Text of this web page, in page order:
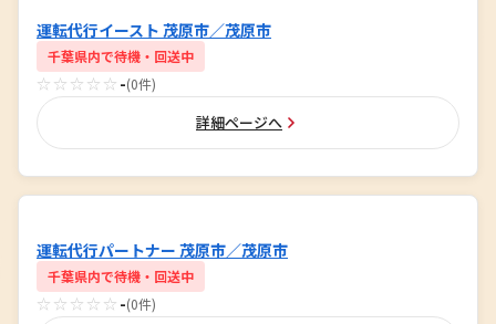
運転代行イースト 茂原市／茂原市
千葉県内で待機・回送中
☆☆☆☆☆ -(0件)
詳細ページへ
運転代行パートナー 茂原市／茂原市
千葉県内で待機・回送中
☆☆☆☆☆ -(0件)